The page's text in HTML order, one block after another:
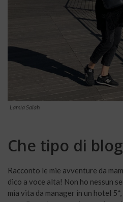
Lamia Salah
Che tipo di
Racconto le mie avventure da
dico a voce alta! Non ho nessun
mia vita da manager in un hotel